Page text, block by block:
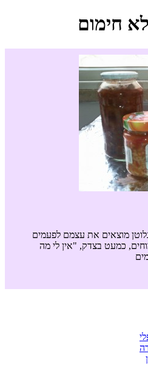
חימום
מוצאים את עצמם לפעמים
כמעט בצדק, "אין לי מה